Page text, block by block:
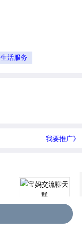
生活服务
我要推广》